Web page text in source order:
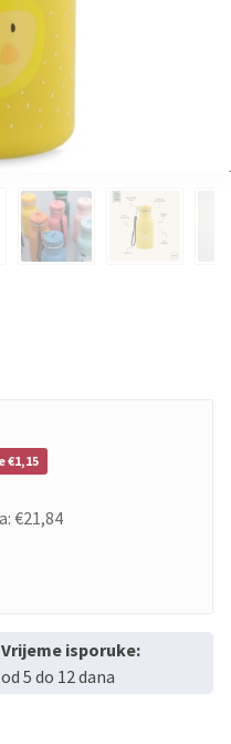
€1,15
€21,84
Vrijeme isporuke:
od 5 do 12 dana